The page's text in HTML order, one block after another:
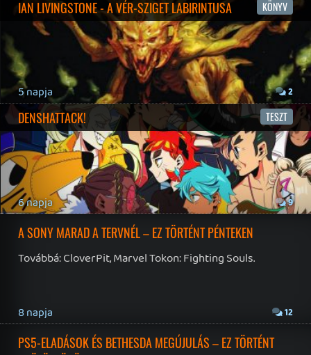
19 éve videójáték minden nap! Copyright 365 Media Kft
Impresszum | Hirdetési ajánlatunk
Felhasználási feltételek | Adatvédelmi elveink |
Sütik
Hírek | Cikkek | Podcastok | Blogok |
Gaming Fórum | Offtopic Fórum
RSS | Blog RSS | Podcast RSS
Twitter
| Patreon